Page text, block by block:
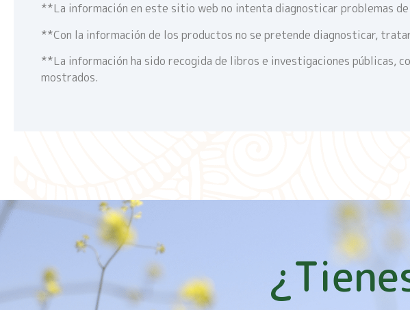
**La información en este sitio web no intenta diagnosticar problemas
**Con la información de los productos no se pretende diagnosticar,
**La información ha sido recogida de libros e investigaciones públicas,
mostrados.